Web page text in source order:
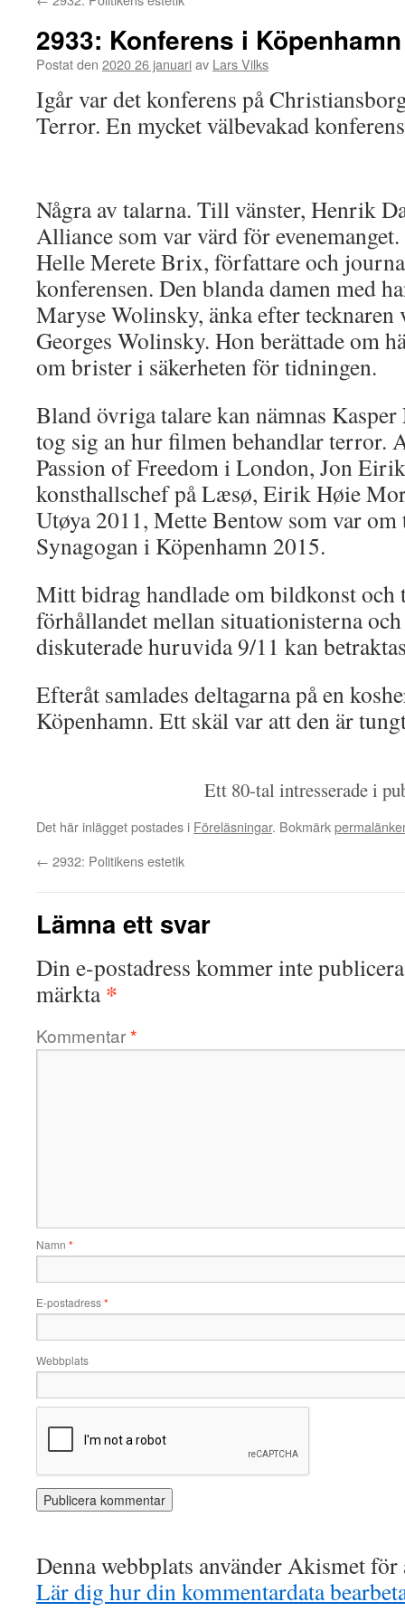
2933: Konferens i Köpenhamn
Postat den 2020 26 januariav Lars Vilks
Igår var det konferens på
Terror. En mycket välbevakad
Några av talarna. Till vänster, Henrik
Alliance som var värd för
Helle Merete Brix, författare och
konferensen. Den blanda damen med
Maryse Wolinsky, änka efter
Georges Wolinsky. Hon berättade om
om brister i säkerheten för tidningen.
Bland övriga talare kan nämnas Kasper
tog sig an hur filmen behandlar terror.
Passion of Freedom i London, Jon
konsthallschef på Læsø, Eirik Høie
Utøya 2011, Mette Bentow som var
Synagogan i Köpenhamn 2015.
Mitt bidrag handlade om bildkonst och
förhållandet mellan situationisterna
diskuterade huruvida 9/11 kan
Efteråt samlades deltagarna på en
Köpenhamn. Ett skäl var att den är
Ett 80-tal intresserade i
Det här inlägget postades i Föreläsningar. Bokmärk
← 2932: Politikens estetik
Lämna ett svar
Din e-postadress kommer inte
märkta*
Kommentar*
Namn *
E-postadress*
Webbplats
Denna webbplats använder Akismet
Lär dig hur din kommentardata